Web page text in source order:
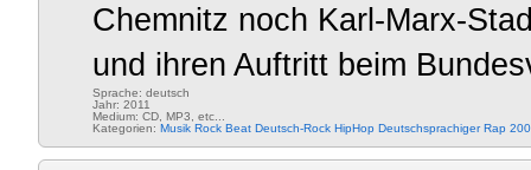
Chemnitz noch Karl-Marx-
und ihren Auftritt beim
Sprache: deutsch
Jahr: 2011
Medium: CD, MP3, etc...
Kategorien: Musik Rock Beat Deutsch-Rock HipHop Deutschsprachiger Rap